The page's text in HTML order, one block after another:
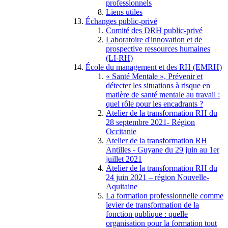
professionnels
Liens utiles
Échanges public-privé
Comité des DRH public-privé
Laboratoire d'innovation et de
prospective ressources humaines
(LI-RH)
École du management et des RH (EMRH)
« Santé Mentale », Prévenir et
détecter les situations à risque en
matière de santé mentale au travail :
quel rôle pour les encadrants ?
Atelier de la transformation RH du
28 septembre 2021- Région
Occitanie
Atelier de la transformation RH
Antilles - Guyane du 29 juin au 1er
juillet 2021
Atelier de la transformation RH du
24 juin 2021 – région Nouvelle-
Aquitaine
La formation professionnelle comme
levier de transformation de la
fonction publique : quelle
organisation pour la formation tout